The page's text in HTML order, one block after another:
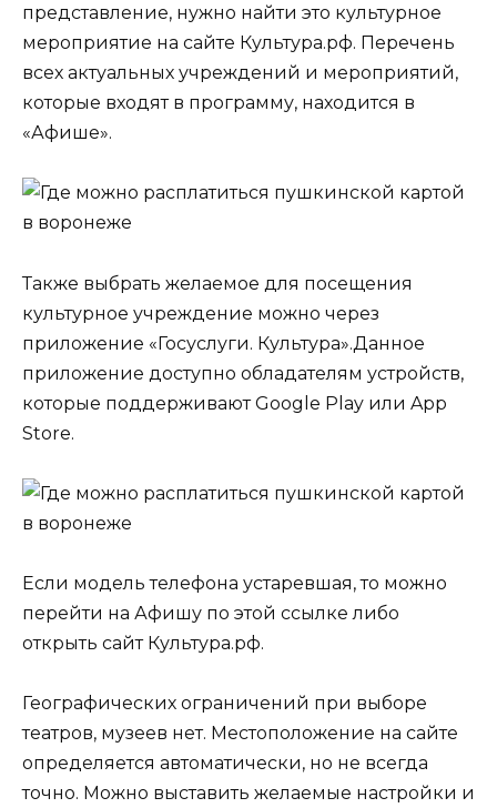
представление, нужно найти это культурное
мероприятие на сайте Культура.рф. Перечень
всех актуальных учреждений и мероприятий,
которые входят в программу, находится в
«Афише».
Также выбрать желаемое для посещения
культурное учреждение можно через
приложение «Госуслуги. Культура».Данное
приложение доступно обладателям устройств,
которые поддерживают Google Play или App
Store.
Если модель телефона устаревшая, то можно
перейти на Афишу по этой ссылке либо
открыть сайт Культура.рф.
Географических ограничений при выборе
театров, музеев нет. Местоположение на сайте
определяется автоматически, но не всегда
точно. Можно выставить желаемые настройки и